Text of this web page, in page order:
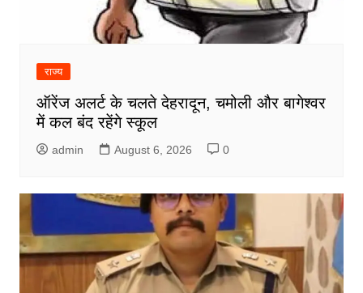
राज्य
ऑरेंज अलर्ट के चलते देहरादून, चमोली और बागेश्वर
में कल बंद रहेंगे स्कूल
admin August 6, 2026 0